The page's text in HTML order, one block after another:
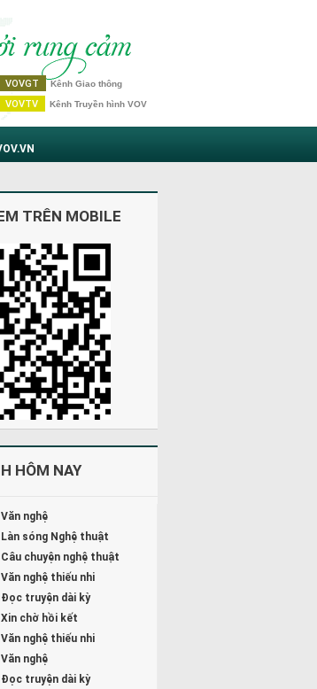
VOVGT Kênh Giao thông
VOVTV Kênh Truyền hình VOV
TRÊN MOBILE
HÔM NAY
Văn nghệ
Làn sóng Nghệ thuật
Câu chuyện nghệ thuật
Văn nghệ thiếu nhi
Đọc truyện dài kỳ
Xin chờ hồi kết
Văn nghệ thiếu nhi
Văn nghệ
Đọc truyện dài kỳ